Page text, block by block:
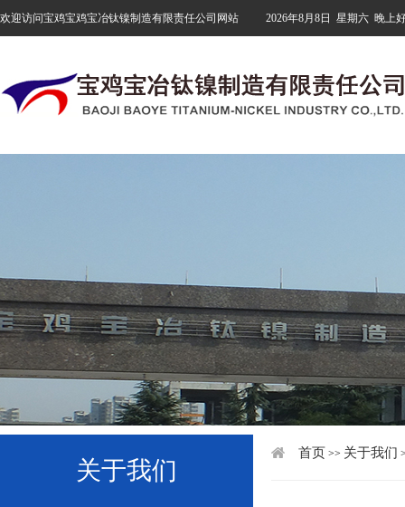
欢迎访问宝鸡宝鸡宝冶钛镍制造有限责任公司网站 2026年8月8日 星期六 晚上
关于我们
首页 >> 关于我们